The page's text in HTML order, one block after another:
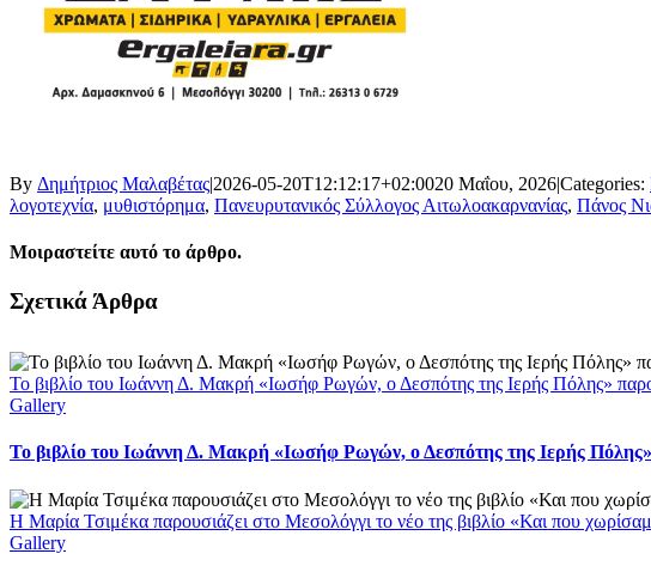
By Δημήτριος Μαλαβέτας|2026-05-20T12:12:17+02:0020 Μαΐου, 2026|Categories:
λογοτεχνία, μυθιστόρημα, Πανευρυτανικός Σύλλογος Αιτωλοακαρνανίας, Πάνος
Μοιραστείτε αυτό το άρθρο.
Facebook
X
LinkedIn
WhatsApp
Email
Σχετικά Άρθρα
Το βιβλίο του Ιωάννη Δ. Μακρή «Ιωσήφ Ρωγών, ο Δεσπότης της Ιερής Πόλης»
Gallery
Το βιβλίο του Ιωάννη Δ. Μακρή «Ιωσήφ Ρωγών, ο Δεσπότης της Ιερής
Η Μαρία Τσιμέκα παρουσιάζει στο Μεσολόγγι το νέο της βιβλίο «Και που
Gallery